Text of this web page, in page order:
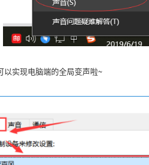
实现电脑端的全局变声啦~